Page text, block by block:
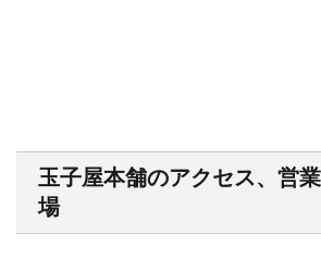
玉子屋本舗のアクセス、営
場